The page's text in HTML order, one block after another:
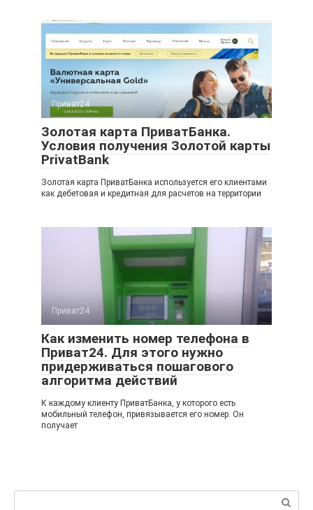
Приват24
Золотая карта ПриватБанка.
Условия получения Золотой карты
PrivatBank
Золотая карта ПриватБанка используется его клиентами
как дебетовая и кредитная для расчетов на территории
Приват24
Как изменить номер телефона в
Приват24. Для этого нужно
придерживаться пошагового
алгоритма действий
К каждому клиенту ПриватБанка, у которого есть
мобильный телефон, привязывается его номер. Он
получает
Поиск: